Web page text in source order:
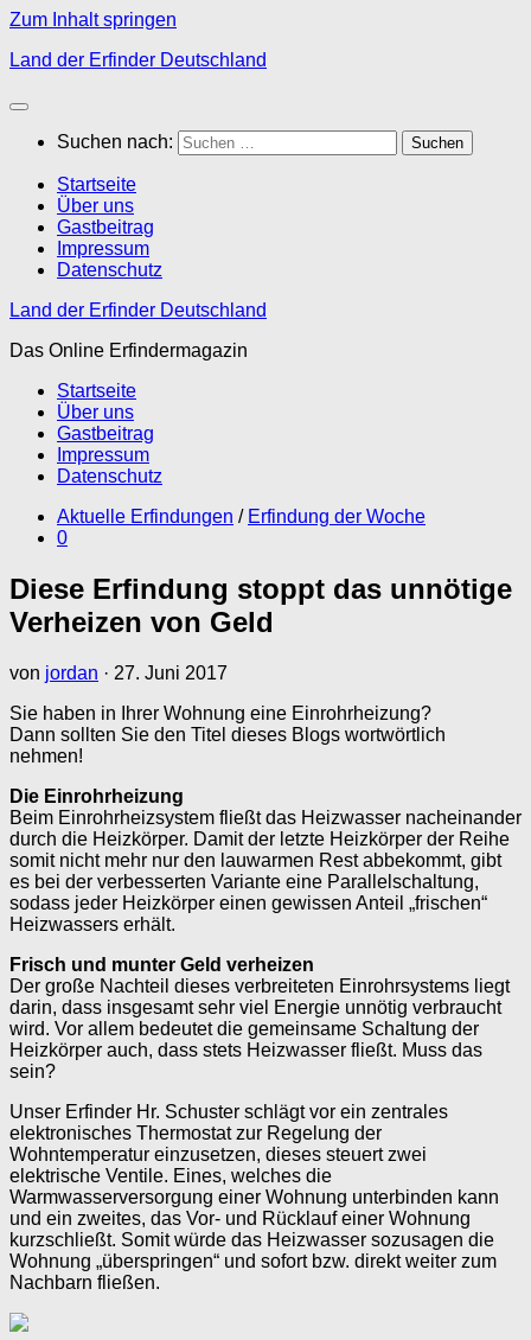
Zum Inhalt springen
Land der Erfinder Deutschland
Suchen nach:
Startseite
Über uns
Gastbeitrag
Impressum
Datenschutz
Land der Erfinder Deutschland
Das Online Erfindermagazin
Startseite
Über uns
Gastbeitrag
Impressum
Datenschutz
Aktuelle Erfindungen / Erfindung der Woche
0
Diese Erfindung stoppt das unnötige
Verheizen von Geld
von jordan · 27. Juni 2017
Sie haben in Ihrer Wohnung eine Einrohrheizung?
Dann sollten Sie den Titel dieses Blogs wortwörtlich
nehmen!
Die Einrohrheizung
Beim Einrohrheizsystem fließt das Heizwasser nacheinander
durch die Heizkörper. Damit der letzte Heizkörper der Reihe
somit nicht mehr nur den lauwarmen Rest abbekommt, gibt
es bei der verbesserten Variante eine Parallelschaltung,
sodass jeder Heizkörper einen gewissen Anteil „frischen“
Heizwassers erhält.
Frisch und munter Geld verheizen
Der große Nachteil dieses verbreiteten Einrohrsystems liegt
darin, dass insgesamt sehr viel Energie unnötig verbraucht
wird. Vor allem bedeutet die gemeinsame Schaltung der
Heizkörper auch, dass stets Heizwasser fließt. Muss das
sein?
Unser Erfinder Hr. Schuster schlägt vor ein zentrales
elektronisches Thermostat zur Regelung der
Wohntemperatur einzusetzen, dieses steuert zwei
elektrische Ventile. Eines, welches die
Warmwasserversorgung einer Wohnung unterbinden kann
und ein zweites, das Vor- und Rücklauf einer Wohnung
kurzschließt. Somit würde das Heizwasser sozusagen die
Wohnung „überspringen“ und sofort bzw. direkt weiter zum
Nachbarn fließen.